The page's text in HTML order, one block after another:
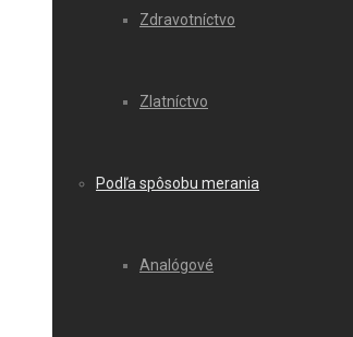
Zdravotníctvo
Zlatníctvo
Podľa spôsobu merania
Analógové